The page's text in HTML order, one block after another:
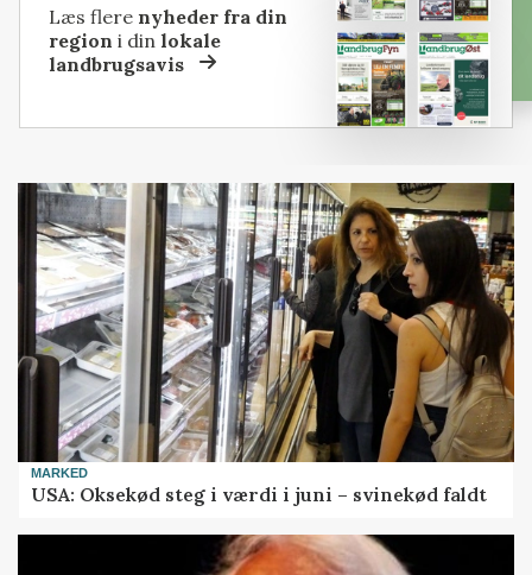
Læs flere nyheder fra din
region i dinlokale
landbrugsavis
MARKED
USA: Oksekød steg i værdi i juni – svinekød faldt